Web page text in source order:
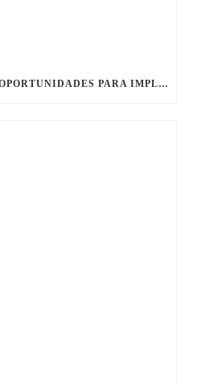
PERSPECTIVA ATUAL E OPORTUNIDADES PARA IMPLEMENTAÇÃO DE NOVAS TECNOLOGIAS NO MONITORAMENTO REMOTO DE PROTEÇÃO CATÓDICA